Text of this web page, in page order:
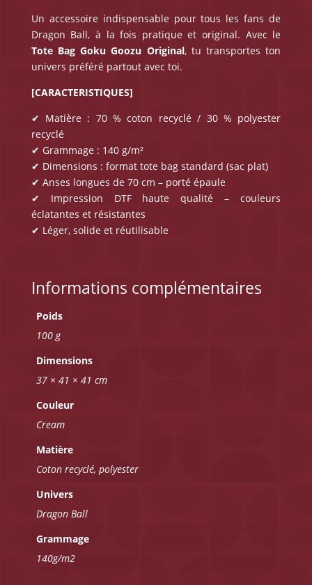
Un accessoire indispensable pour tous les fans de
Dragon Ball, à la fois pratique et original. Avec le
Tote Bag Goku Goozu Original, tu transportes ton
univers préféré partout avec toi.
[CARACTERISTIQUES]
✔ Matière : 70 % coton recyclé / 30 % polyester
recyclé
✔ Grammage : 140 g/m²
✔ Dimensions : format tote bag standard (sac plat)
✔ Anses longues de 70 cm – porté épaule
✔ Impression DTF haute qualité – couleurs
éclatantes et résistantes
✔ Léger, solide et réutilisable
Informations complémentaires
Poids
100 g
Dimensions
37 × 41 × 41 cm
Couleur
Cream
Matière
Coton recyclé, polyester
Univers
Dragon Ball
Grammage
140g/m2